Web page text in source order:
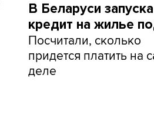
В Беларуси
кредит на жилье
Посчитали, сколько
придется платить на
деле